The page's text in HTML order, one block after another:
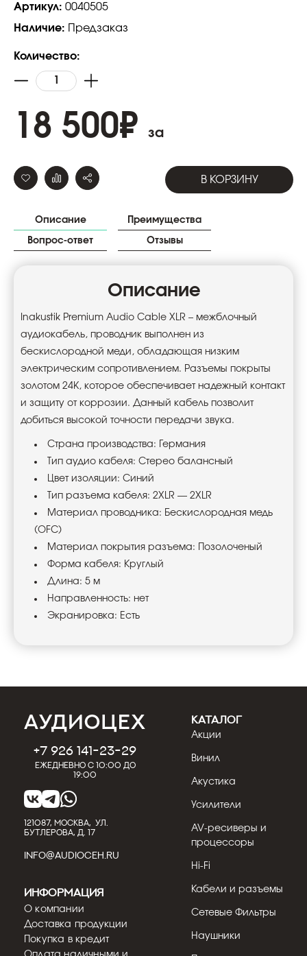
Артикул: 0040505
Наличие:
Предзаказ
Количество:
18 500₽ за
В КОРЗИНУ
Описание Преимущества
Вопрос-ответ Отзывы
Описание
Inakustik Premium Audio Cable XLR – межблочный
аудиокабель, проводник выполнен из
бескислородной меди, обладающая низким
электрическим сопротивлением. Разъемы покрыты
золотом 24K, которое обеспечивает надежный контакт
и защиту от коррозии. Данный кабель позволит
добиться высокой точности передачи звука.
Страна производства: Германия
Тип аудио кабеля: Стерео балансный
Цвет изоляции: Синий
Тип разъема кабеля: 2XLR — 2XLR
Материал проводника: Беcкислородная медь
(OFC)
Материал покрытия разъема: Позолоченый
Форма кабеля: Круглый
Длина: 5 м
Направленность: нет
Экранировка: Есть
+7 926 141-23-29
Ежедневно с 10:00 до
19:00
121087, МОСКВА, УЛ.
БУТЛЕРОВА, Д. 17
INFO@AUDIOCEH.RU
КАТАЛОГ
Акции
Винил
Акустика
Усилители
AV-ресиверы и
процессоры
Hi-Fi
Кабели и разъемы
Сетевые Фильтры
Наушники
Информация
О компании
Доставка продукции
Покупка в кредит